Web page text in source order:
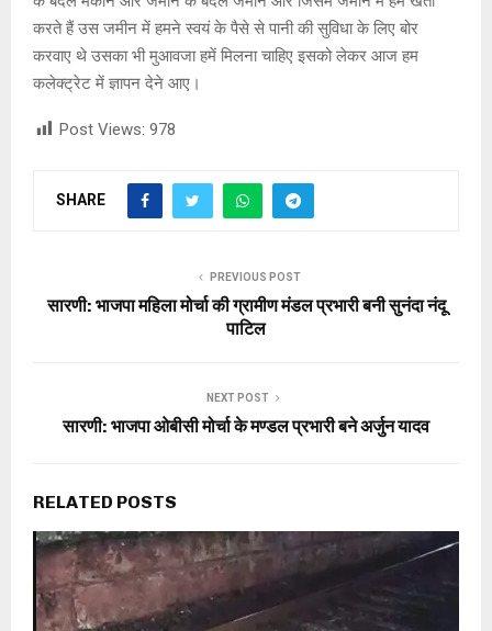
करते हैं उस जमीन में हमने स्वयं के पैसे से पानी की सुविधा के लिए बोर
करवाए थे उसका भी मुआवजा हमें मिलना चाहिए इसको लेकर आज हम
कलेक्ट्रेट में ज्ञापन देने आए।
Post Views: 978
SHARE
PREVIOUS POST
सारणी: भाजपा महिला मोर्चा की ग्रामीण मंडल प्रभारी बनी सुनंदा नंदू
पाटिल
NEXT POST
सारणी: भाजपा ओबीसी मोर्चा के मण्डल प्रभारी बने अर्जुन यादव
RELATED POSTS